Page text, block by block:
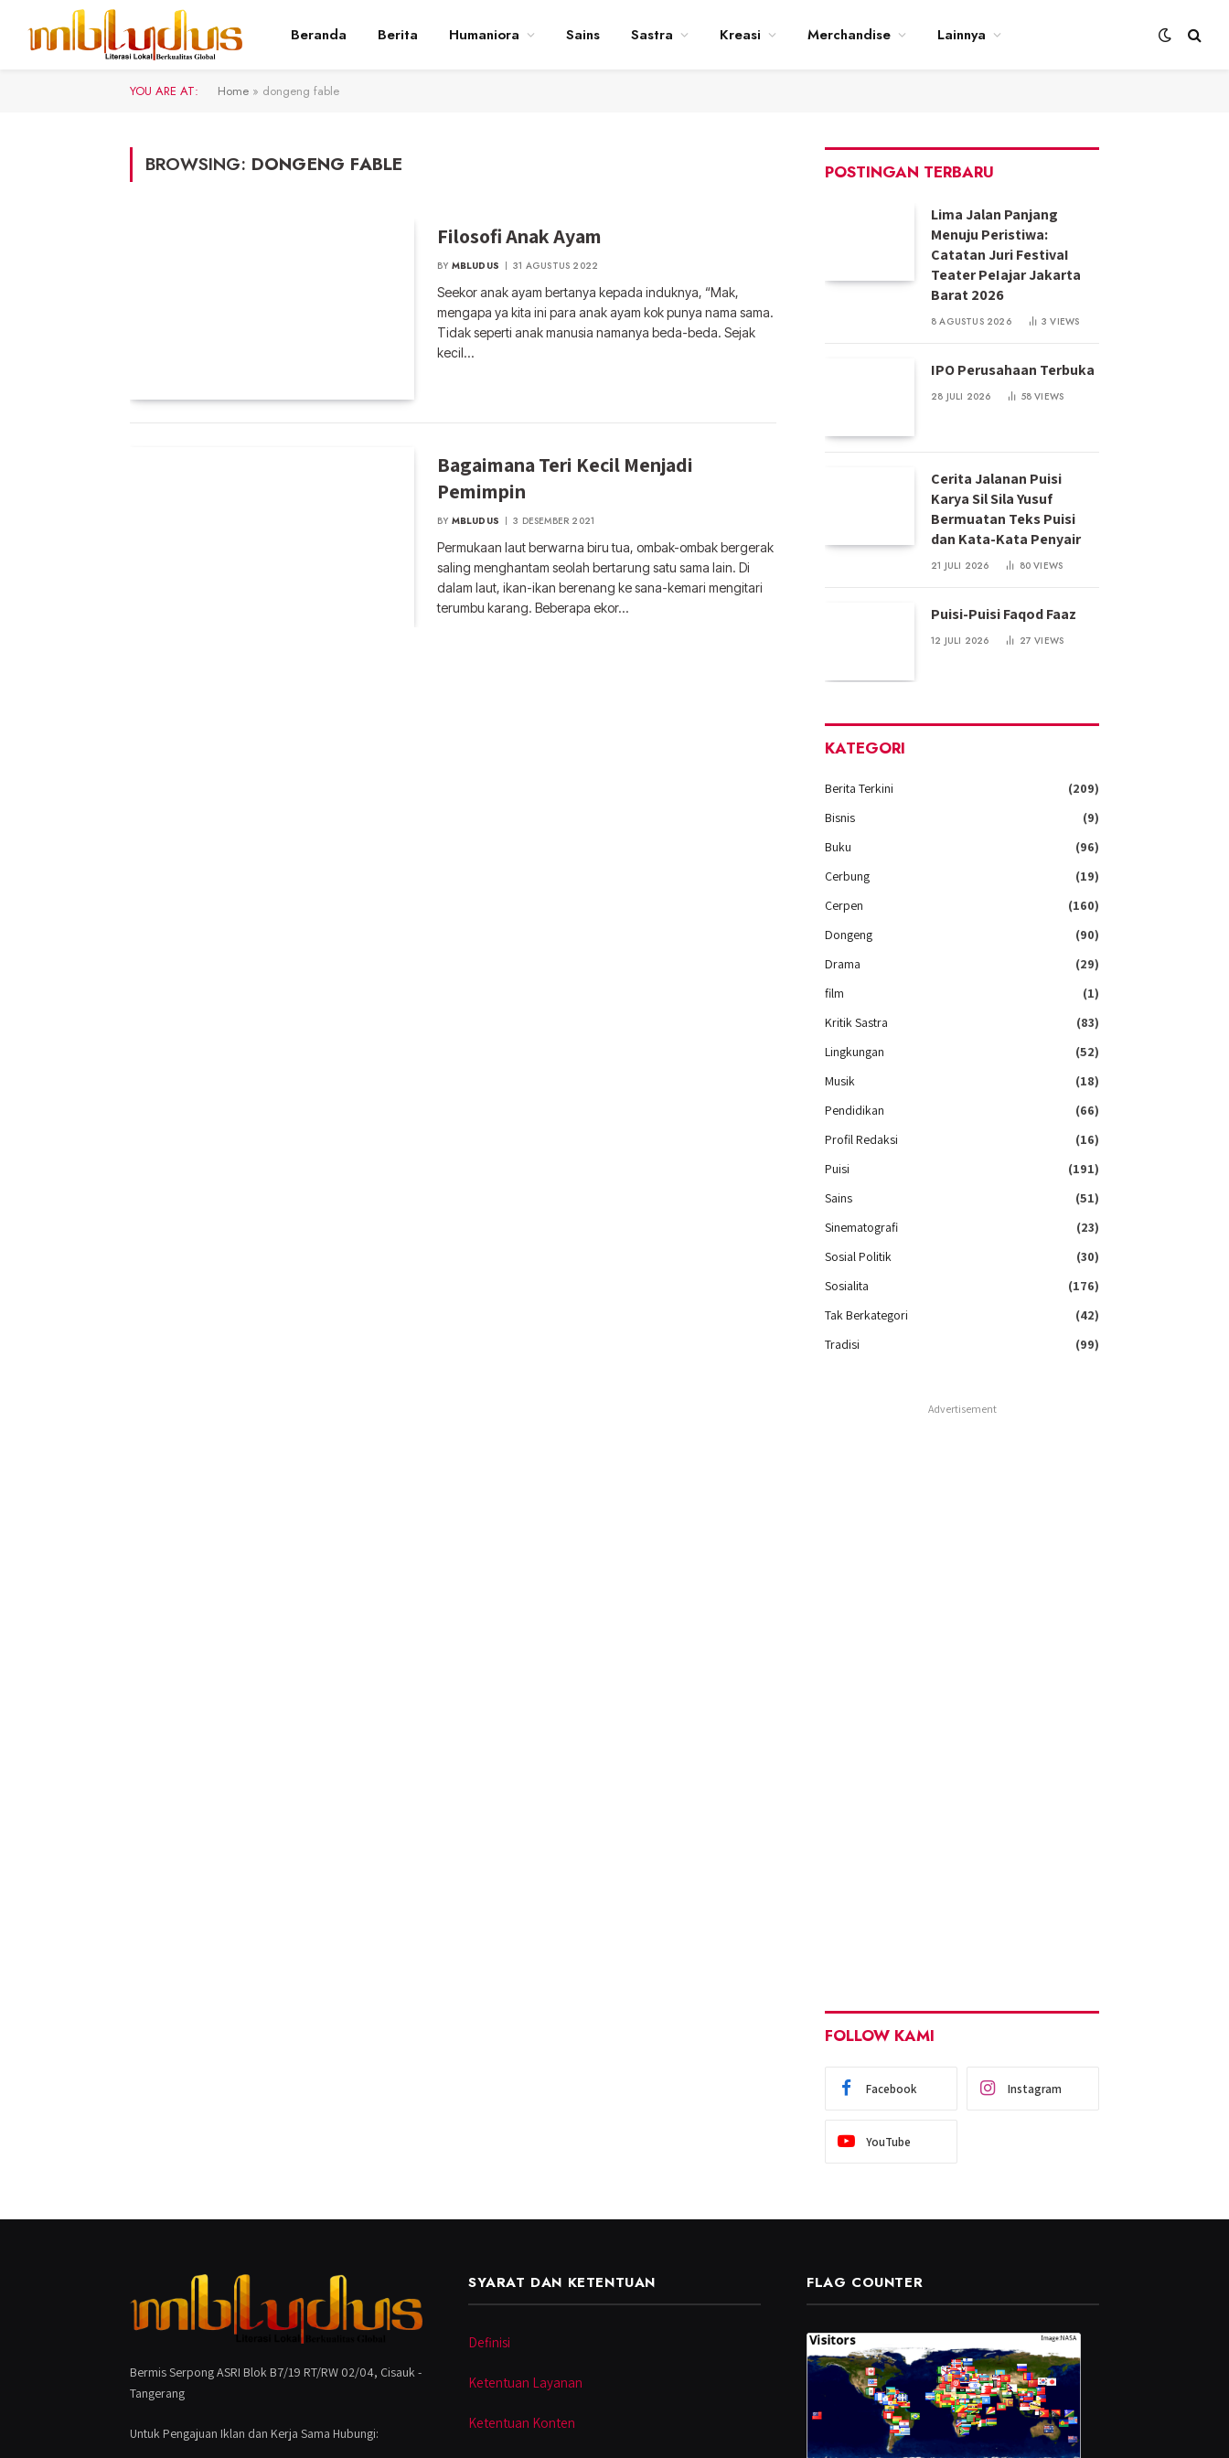
Beranda Berita Humaniora Sains Sastra Kreasi Merchandise Lainnya
YOU ARE AT: Home » dongeng fable
BROWSING: DONGENG FABLE
Filosofi Anak Ayam
BY MBLUDUS 31 AGUSTUS 2022
Seekor anak ayam bertanya kepada induknya, “Mak,
mengapa ya kita ini para anak ayam kok punya nama sama.
Tidak seperti anak manusia namanya beda-beda. Sejak
kecil…
Bagaimana Teri Kecil Menjadi
Pemimpin
BY MBLUDUS 3 DESEMBER 2021
Permukaan laut berwarna biru tua, ombak-ombak bergerak
saling menghantam seolah bertarung satu sama lain. Di
dalam laut, ikan-ikan berenang ke sana-kemari mengitari
terumbu karang. Beberapa ekor…
POSTINGAN TERBARU
Lima Jalan Panjang
Menuju Peristiwa:
Catatan Juri FestivaI
Teater PeIajar Jakarta
Barat 2026
8 AGUSTUS 2026 3VIEWS
IPO Perusahaan Terbuka
28 JULI 2026 58VIEWS
Cerita Jalanan Puisi
Karya Sil Sila Yusuf
Bermuatan Teks Puisi
dan Kata-Kata Penyair
21 JULI 2026 80VIEWS
Puisi-Puisi Faqod Faaz
12 JULI 2026 27VIEWS
KATEGORI
Berita Terkini
(209)
Bisnis
(9)
Buku
(96)
Cerbung
(19)
Cerpen
(160)
Dongeng
(90)
Drama
(29)
film
(1)
Kritik Sastra
(83)
Lingkungan
(52)
Musik
(18)
Pendidikan
(66)
Profil Redaksi
(16)
Puisi
(191)
Sains
(51)
Sinematografi
(23)
Sosial Politik
(30)
Sosialita
(176)
Tak Berkategori
(42)
Tradisi
(99)
Advertisement
FOLLOW KAMI
Facebook Instagram
YouTube
Bermis Serpong ASRI Blok B7/19 RT/RW 02/04, Cisauk -
Tangerang
Untuk Pengajuan Iklan dan Kerja Sama Hubungi:
SYARAT DAN KETENTUAN
Definisi
Ketentuan Layanan
Ketentuan Konten
FLAG COUNTER